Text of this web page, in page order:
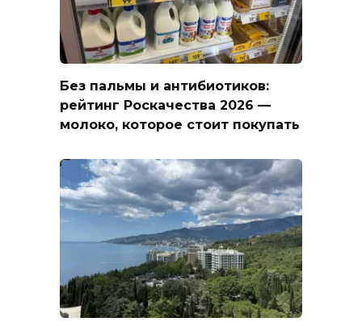
Без пальмы и антибиотиков:
рейтинг Роскачества 2026 —
молоко, которое стоит покупать